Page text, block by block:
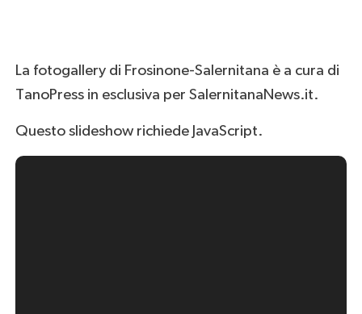
La fotogallery di Frosinone-Salernitana è a cura di
TanoPress in esclusiva per SalernitanaNews.it.
Questo slideshow richiede JavaScript.